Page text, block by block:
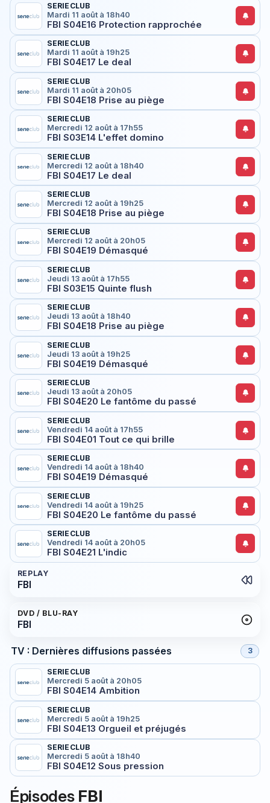
SERIECLUB
Mardi 11 août à 18h40
FBI S04E16 Protection rapprochée
SERIECLUB
Mardi 11 août à 19h25
FBI S04E17 Le deal
SERIECLUB
Mardi 11 août à 20h05
FBI S04E18 Prise au piège
SERIECLUB
Mercredi 12 août à 17h55
FBI S03E14 L'effet domino
SERIECLUB
Mercredi 12 août à 18h40
FBI S04E17 Le deal
SERIECLUB
Mercredi 12 août à 19h25
FBI S04E18 Prise au piège
SERIECLUB
Mercredi 12 août à 20h05
FBI S04E19 Démasqué
SERIECLUB
Jeudi 13 août à 17h55
FBI S03E15 Quinte flush
SERIECLUB
Jeudi 13 août à 18h40
FBI S04E18 Prise au piège
SERIECLUB
Jeudi 13 août à 19h25
FBI S04E19 Démasqué
SERIECLUB
Jeudi 13 août à 20h05
FBI S04E20 Le fantôme du passé
SERIECLUB
Vendredi 14 août à 17h55
FBI S04E01 Tout ce qui brille
SERIECLUB
Vendredi 14 août à 18h40
FBI S04E19 Démasqué
SERIECLUB
Vendredi 14 août à 19h25
FBI S04E20 Le fantôme du passé
SERIECLUB
Vendredi 14 août à 20h05
FBI S04E21 L'indic
REPLAY
FBI
DVD / BLU-RAY
FBI
TV : Dernières diffusions passées 3
SERIECLUB
Mercredi 5 août à 20h05
FBI S04E14 Ambition
SERIECLUB
Mercredi 5 août à 19h25
FBI S04E13 Orgueil et préjugés
SERIECLUB
Mercredi 5 août à 18h40
FBI S04E12 Sous pression
Épisodes FBI